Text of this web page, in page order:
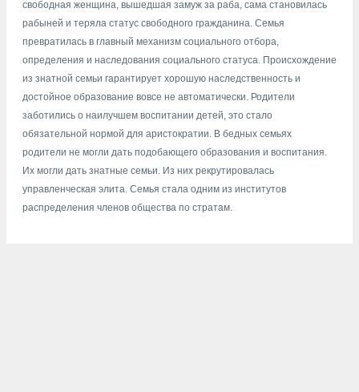
свободная женщина, вышедшая замуж за раба, сама становилась
рабыней и теряла статус свободного гражданина. Семья
превратилась в главный механизм социального отбора,
определения и наследования социального статуса. Происхождение
из знатной семьи гарантирует хорошую наследственность и
достойное образование вовсе не автоматически. Родители
заботились о наилучшем воспитании детей, это стало
обязательной нормой для аристократии. В бедных семьях
родители не могли дать подобающего образования и воспитания.
Их могли дать знатные семьи. Из них рекрутировалась
управленческая элита. Семья стала одним из институтов
распределения членов общества по стратам.